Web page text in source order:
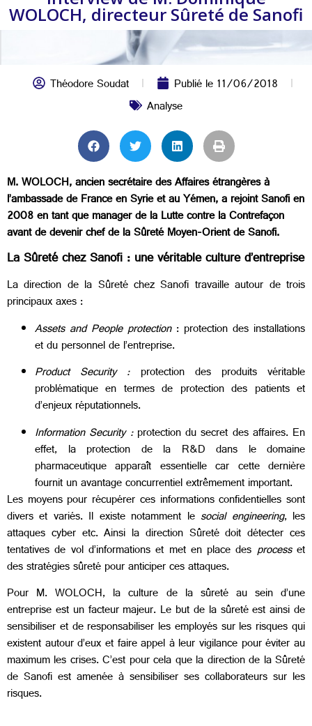
WOLOCH, directeur Sûreté de Sanofi
Théodore Soudat Publié le11/06/2018
Analyse
M. WOLOCH, ancien secrétaire des Affaires étrangères à
l’ambassade de France en Syrie et au Yémen, a rejoint Sanofi en
2008 en tant que manager de la Lutte contre la Contrefaçon
avant de devenir chef de la Sûreté Moyen-Orient de Sanofi.
La Sûreté chez Sanofi : une véritable culture d’entreprise
La direction de la Sûreté chez Sanofi travaille autour de trois
principaux axes :
Assets and People protection: protection des installations
et du personnel de l’entreprise.
Product Security :protection des produits véritable
problématique en termes de protection des patients et
d’enjeux réputationnels.
Information Security :protection du secret des affaires. En
effet, la protection de la R&D dans le domaine
pharmaceutique apparaît essentielle car cette dernière
fournit un avantage concurrentiel extrêmement important.
Les moyens pour récupérer ces informations confidentielles sont
divers et variés. Il existe notamment le social engineering, les
attaques cyber etc. Ainsi la direction Sûreté doit détecter ces
tentatives de vol d’informations et met en place des processet
des stratégies sûreté pour anticiper ces attaques.
Pour M. WOLOCH, la culture de la sûreté au sein d’une
entreprise est un facteur majeur. Le but de la sûreté est ainsi de
sensibiliser et de responsabiliser les employés sur les risques qui
existent autour d’eux et faire appel à leur vigilance pour éviter au
maximum les crises. C’est pour cela que la direction de la Sûreté
de Sanofi est amenée à sensibiliser ses collaborateurs sur les
risques.